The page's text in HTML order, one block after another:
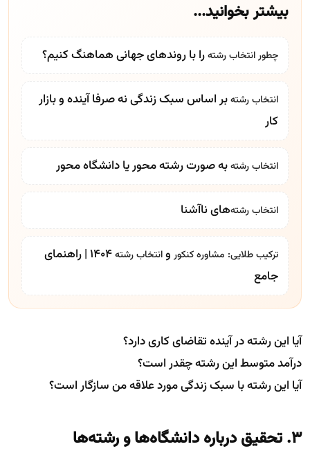
بیشتر بخوانید...
چطورانتخاب رشتهرا با روندهای جهانی هماهنگ کنیم؟
انتخاب رشتهبر اساس سبک زندگی نه صرفا آینده و بازار
کار
انتخاب رشتهبه صورت رشته محور یا دانشگاه محور
انتخاب رشته‌های ناآشنا
ترکیب طلایی: مشاوره کنکور وانتخاب رشته
1404 | راهنمای
جامع
آیا این رشته در آینده تقاضای کاری دارد؟
درآمد متوسط این رشته چقدر است؟
آیا این رشته با سبک زندگی مورد علاقه من سازگار است؟
۳. تحقیق درباره دانشگاه‌ها و رشته‌ها